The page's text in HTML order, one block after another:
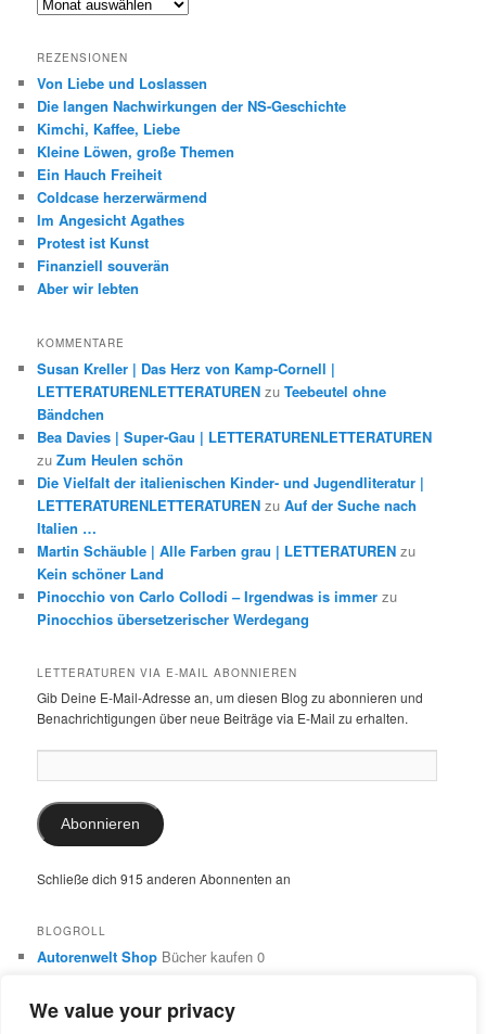
We value your privacy
REZENSIONEN
Von Liebe und Loslassen
Die langen Nachwirkungen der NS-Geschichte
Kimchi, Kaffee, Liebe
Kleine Löwen, große Themen
Ein Hauch Freiheit
Coldcase herzerwärmend
Im Angesicht Agathes
Protest ist Kunst
Finanziell souverän
Aber wir lebten
KOMMENTARE
Susan Kreller | Das Herz von Kamp-Cornell |
LETTERATURENLETTERATUREN zuTeebeutel ohne
Bändchen
Bea Davies | Super-Gau | LETTERATURENLETTERATUREN
zuZum Heulen schön
Die Vielfalt der italienischen Kinder- und Jugendliteratur |
LETTERATURENLETTERATUREN zuAuf der Suche nach
Italien …
Martin Schäuble | Alle Farben grau | LETTERATUREN zu
Kein schöner Land
Pinocchio von Carlo Collodi – Irgendwas is immer zu
Pinocchios übersetzerischer Werdegang
LETTERATUREN VIA E-MAIL ABONNIEREN
Gib Deine E-Mail-Adresse an, um diesen Blog zu abonnieren und
Benachrichtigungen über neue Beiträge via E-Mail zu erhalten.
Mail-
Adresse:
Abonnieren
Schließe dich 915 anderen Abonnenten an
BLOGROLL
Autorenwelt Shop Bücher kaufen 0
0
Dr. Ulrike SchimmingÜbersetzungen aus dem Italienischen